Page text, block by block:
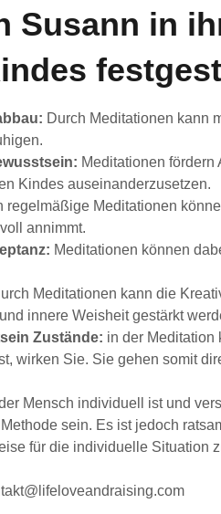
Susann in
Durch Meditationen kann
Meditationen
Kindes auseinanderzusetzen.
regelmäßige Meditationen
annimmt.
Meditationen können
Meditationen kann die
innere Weisheit gestärkt
Zustände: in der Meditation
wirken Sie. Sie gehen somit
Mensch individuell ist und
sein. Es ist jedoch
für die individuelle Situation